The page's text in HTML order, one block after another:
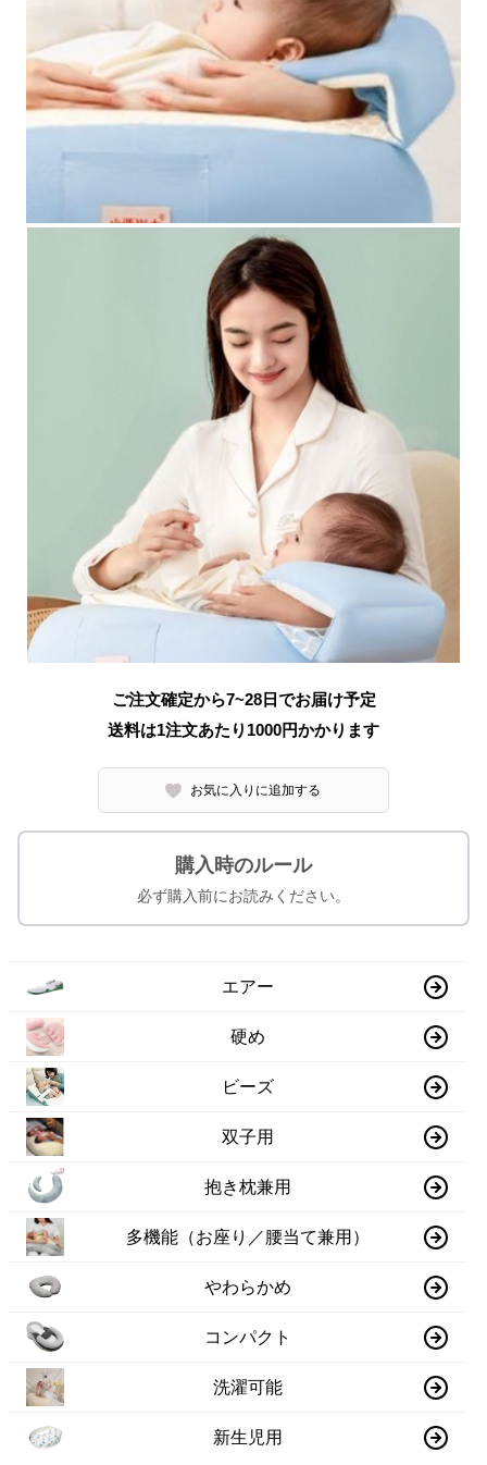
ご注文確定から7~28日でお届け予定
送料は1注文あたり 1000円かかります
お気に入りに追加する
購入時のルール
必ず購入前にお読みください。
エアー
硬め
ビーズ
双子用
抱き枕兼用
多機能（お座り／腰当て兼用）
やわらかめ
コンパクト
洗濯可能
新生児用